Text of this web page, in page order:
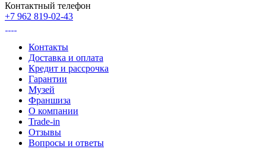
Контактный телефон
+7 962 819-02-43
Контакты
Доставка и оплата
Кредит и рассрочка
Гарантии
Музей
Франшиза
О компании
Trade-in
Отзывы
Вопросы и ответы